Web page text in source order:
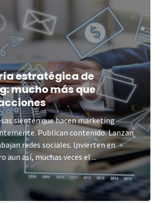
estratégica de
mucho más que
sienten que hacen marketing
Publican contenido. Lanzan
redes sociales. Invierten en
aun así, muchas veces el ...